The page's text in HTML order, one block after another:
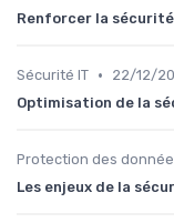
Renforcer la
Sécurité IT •
22/12/
Optimisation de la
Protection des
Les enjeux de la